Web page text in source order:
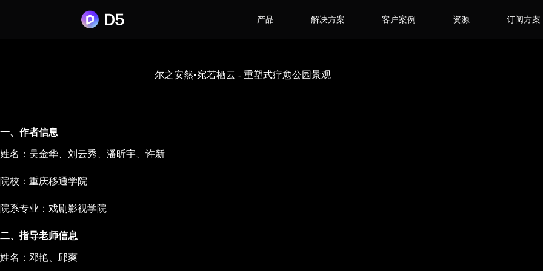
产品 解决方案 客户案例 资源 订阅方案
尔之安然•宛若栖云 - 重塑式疗愈公园景观
一、作者信息
姓名：吴金华、刘云秀、潘昕宇、许新
院校：重庆移通学院
院系专业：戏剧影视学院
二、指导老师信息
姓名：邓艳、邱爽